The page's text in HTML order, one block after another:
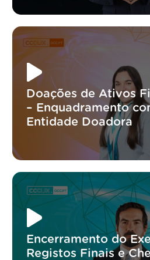
Doações de Ativos
– Enquadramento
Entidade Doadora
Encerramento do
Registos Finais e